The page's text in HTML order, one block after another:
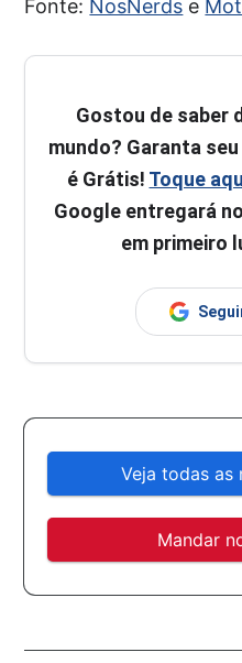
Fonte: NosNerds e
Gostou de saber
mundo? Garanta
é Grátis! Toque
Google entregará
em primeiro
Veja todas as
Mandar